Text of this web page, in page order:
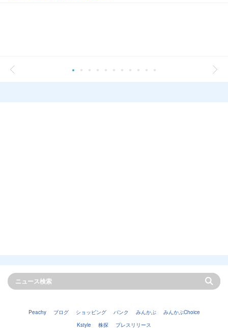
Peachy ブログ ショッピング バンク みんかぶ
みんかぶChoice
Kstyle
株探 プレスリリース